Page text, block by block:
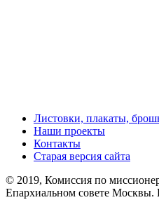
Листовки, плакаты,
Наши проекты
Контакты
Старая версия сайта
© 2019, Комиссия по
Епархиальном совете